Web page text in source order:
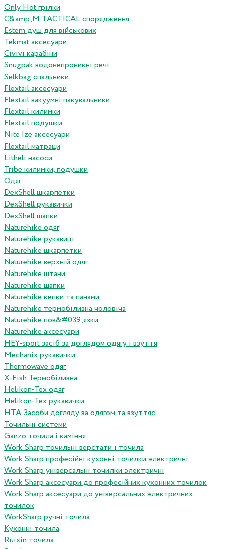
Only Hot грілки
C&amp;M TACTICAL спорядження
Estem душ для військових
Tekmat аксесуари
Сivivi карабіни
Snugpak водонепроникні речі
Selkbag спальники
Flextail аксесуари
Flextail вакуумні пакувальники
Flextail килимки
Flextail подушки
Nite Ize аксесуари
Flextail матраци
Litheli насоси
Tribe килимки, подушки
Одяг
DexShell шкарпетки
DexShell рукавички
DexShell шапки
Naturehike одяг
Naturehike рукавиці
Naturehike шкарпетки
Naturehike верхній одяг
Naturehike штани
Naturehike шапки
Naturehike кепки та панами
Naturehike термобілизна чоловіча
Naturehike пов&#039;язки
Naturehike аксесуари
HEY-sport засіб за доглядом одягу і взуття
Mechanix рукавички
Thermowave одяг
X-Fish Термобілизна
Helikon-Tex одяг
Helikon-Tex рукавички
HTA Засоби догляду за одягом та взуттяс
Точильні системи
Ganzo точила і каміння
Work Sharp точильні верстати і точила
Work Sharp професiйнi кухоннi точилки электричнi
Work Sharp унiверсальнi точилки электричнi
Work Sharp аксесуари до професiйних кухонних точилок
Work Sharp аксесуари до унiверсальних электричних
точилок
WorkSharp ручні точила
Кухонні точила
Ruixin точила